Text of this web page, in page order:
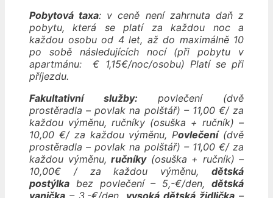
Pobytová taxa: v ceně není zahrnuta daň z
pobytu, která se platí za každou noc a
každou osobu od 4 let, až do maximálně 10
po sobě následujících nocí (při pobytu v
apartmánu: € 1,15€/noc/osobu) Platí se při
příjezdu.
Fakultativní služby: povlečení (dvě
prostěradla – povlak na polštář) – 11,00 €/ za
každou výměnu, ručníky (osuška + ručník) –
10,00 €/ za každou výměnu, Povlečení(dvě
prostěradla – povlak na polštář) – 11,00 €/ za
každou výměnu, ručníky(osuška + ručník) –
10,00€ / za každou výměnu, dětská
postýlka bez povlečení – 5,-€/den, dětská
vanička – 3,-€/den, vysoká dětská židlička–